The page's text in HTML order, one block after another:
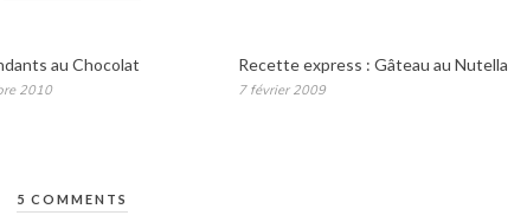
au Chocolat
2010
Recette express : Gâteau au Nutella
7 février 2009
5 COMMENTS